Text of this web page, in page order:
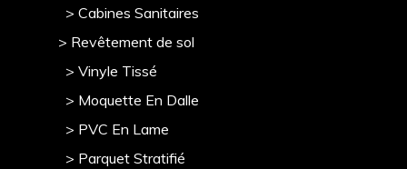
> Cabines Sanitaires
> Revêtement de sol
> Vinyle Tissé
> Moquette En Dalle
> PVC En Lame
> Parquet Stratifié